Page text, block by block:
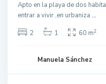
Apto en la playa de dos
entrar a vivir ,en urbaniza ...
2
1 60 m2
Manuela Sánchez
e
v
i